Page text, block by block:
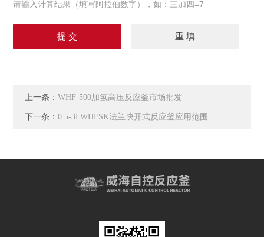
请输入计算结果（填写阿拉伯数字），如：三加四=7
上一条：WHF-500加氢高压反应釜市场批发
下一条：0.5-3LWHFSK法兰快开式反应釜应用范围